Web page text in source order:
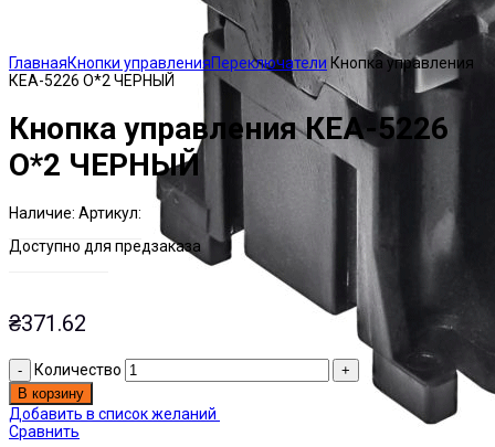
ГлавнаяКнопки управленияПереключатели Кнопка управления
КЕА-5226 О*2 ЧЕРНЫЙ
Кнопка управления КЕА-5226
О*2 ЧЕРНЫЙ
Наличие: Есть на складе
Артикул:
ЭТАЛ0003232
Доступно для предзаказа
₴371.62
Количество
В корзину
Добавить в список желаний
Сравнить